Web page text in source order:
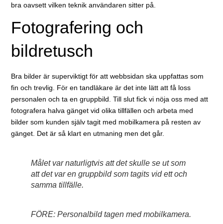
bra oavsett vilken teknik användaren sitter på.
Fotografering och
bildretusch
Bra bilder är superviktigt för att webbsidan ska uppfattas som
fin och trevlig. För en tandläkare är det inte lätt att få loss
personalen och ta en gruppbild. Till slut fick vi nöja oss med att
fotografera halva gänget vid olika tillfällen och arbeta med
bilder som kunden själv tagit med mobilkamera på resten av
gänget. Det är så klart en utmaning men det går.
Målet var naturligtvis att det skulle se ut som
att det var en gruppbild som tagits vid ett och
samma tillfälle.
FÖRE: Personalbild tagen med mobilkamera.